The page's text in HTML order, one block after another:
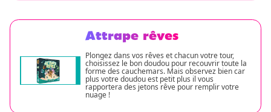
Attrape rêves
Plongez dans vos rêves et chacun votre tour,
choisissez le bon doudou pour recouvrir toute la
forme des cauchemars. Mais observez bien car
plus votre doudou est petit plus il vous
rapportera des jetons rêve pour remplir votre
nuage !